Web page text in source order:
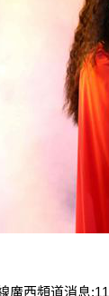
西頻道消息:11